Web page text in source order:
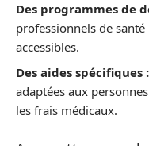
Des programmes de
professionnels de
accessibles.
Des aides spécifiques :
adaptées aux
les frais médicaux.